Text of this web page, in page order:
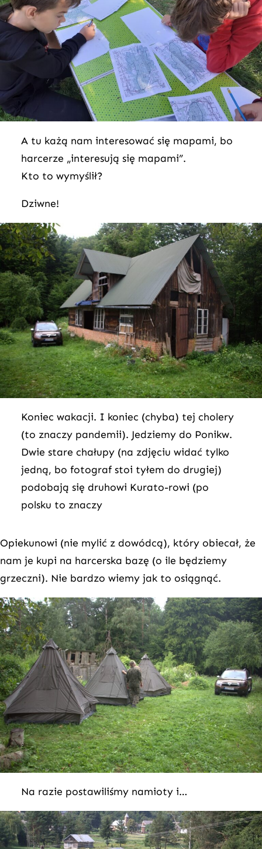
A tu każą nam interesować się mapami, bo
harcerze „interesują się mapami”.
Kto to wymyślił?
Dziwne!
Koniec wakacji. I koniec (chyba) tej cholery
(to znaczy pandemii). Jedziemy do Ponikw.
Dwie stare chałupy (na zdjęciu widać tylko
jedną, bo fotograf stoi tyłem do drugiej)
podobają się druhowi Kurato-rowi (po
polsku to znaczy
Opiekunowi (nie mylić z dowódcą), który obiecał, że
nam je kupi na harcerska bazę (o ile będziemy
grzeczni). Nie bardzo wiemy jak to osiągnąć.
Na razie postawiliśmy namioty i…